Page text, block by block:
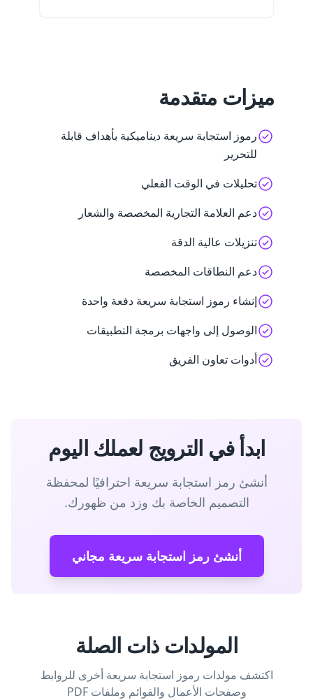
ميزات متقدمة
رموز استجابة سريعة ديناميكية بأهداف قابلة
للتحرير
تحليلات في الوقت الفعلي
دعم العلامة التجارية المخصصة والشعار
تنزيلات عالية الدقة
دعم النطاقات المخصصة
إنشاء رموز استجابة سريعة دفعة واحدة
الوصول إلى واجهات برمجة التطبيقات
أدوات تعاون الفريق
ابدأ في الترويج لعملك اليوم
أنشئ رمز استجابة سريعة احترافيًا لمحفظة
التصميم الخاصة بك وزد من ظهورك.
أنشئ رمز استجابة سريعة مجاني
المولدات ذات الصلة
اكتشف مولدات رموز استجابة سريعة أخرى للروابط
وصفحات الأعمال والقوائم وملفات PDF